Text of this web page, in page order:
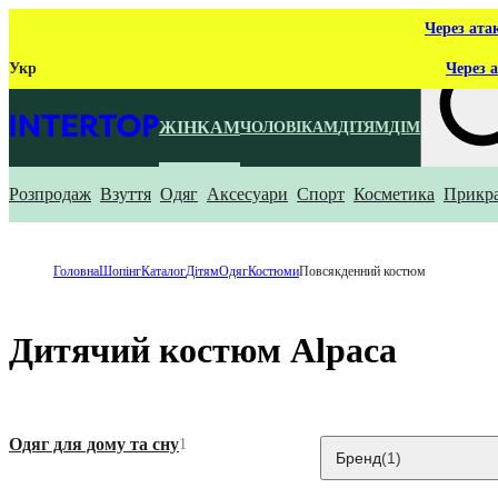
Через
Укр Через
ЖІНКАМЧОЛОВІКАМДІТЯМДІМ
Що ти
Розпродаж Взуття Одяг Аксесуари Спорт Косметика
ГоловнаШопінгКаталогДітямОдягКостюмиПовсякденний костюм
Дитячий костюм Alpaca
Одяг для дому та сну1
Бренд(1)